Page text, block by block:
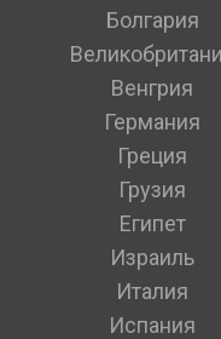
Болгария
Венгрия
Германия
Греция
Грузия
Египет
Израиль
Италия
Испания